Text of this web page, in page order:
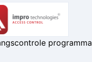
programma